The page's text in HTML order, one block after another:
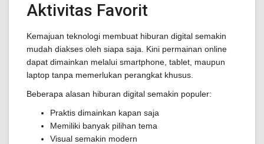
Aktivitas Favorit
Kemajuan teknologi membuat hiburan digital semakin
mudah diakses oleh siapa saja. Kini permainan online
dapat dimainkan melalui smartphone, tablet, maupun
laptop tanpa memerlukan perangkat khusus.
Beberapa alasan hiburan digital semakin populer:
Praktis dimainkan kapan saja
Memiliki banyak pilihan tema
Visual semakin modern